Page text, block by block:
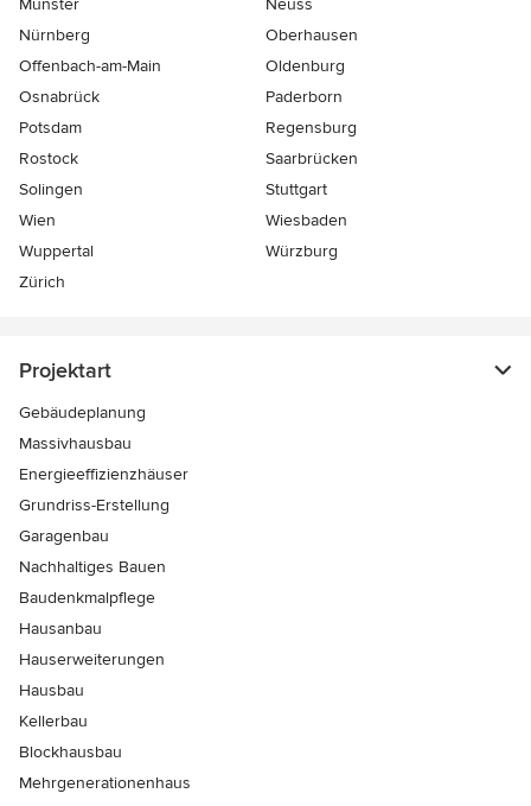
Münster
Neuss
Nürnberg
Oberhausen
Offenbach-am-Main
Oldenburg
Osnabrück
Paderborn
Potsdam
Regensburg
Rostock
Saarbrücken
Solingen
Stuttgart
Wien
Wiesbaden
Wuppertal
Würzburg
Zürich
Projektart
Gebäudeplanung
Massivhausbau
Energieeffizienzhäuser
Grundriss-Erstellung
Garagenbau
Nachhaltiges Bauen
Baudenkmalpflege
Hausanbau
Hauserweiterungen
Hausbau
Kellerbau
Blockhausbau
Mehrgenerationenhaus